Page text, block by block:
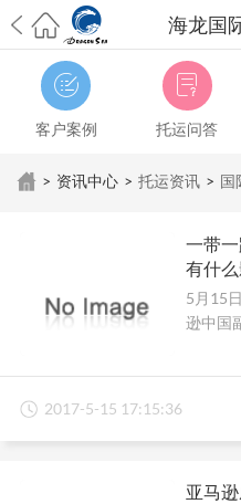
海龙国
希望邮寄国际包裹顺利，从广州市
澳洲海运搬家回广州报关清关要怎
搬家服务到美国，搬家公司有哪些
国台湾是一种怎样的体验？有人分
寄到韩国有哪些国际快递方式？用
法有哪些？具体怎么操作？ 国际搬
影响国际搬家吗？上海搬家到新
输到澳大利亚，移民如何跨国搬家
家怎么搬省钱？昆明搬家到美国，
从重庆市
市搬家到加拿大从大连市搬家到英
到西班牙从广州市搬家到比利时
客户案例 托运问答
> 资讯中心 > 托运资讯 > 国
一带
有什么
5月15
逊中国
2017-5-15 17:15:36
亚马